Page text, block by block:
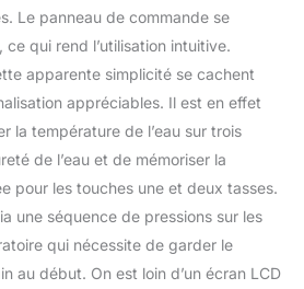
Le panneau de commande se
qui rend l’utilisation intuitive.
apparente simplicité se cachent
appréciables. Il est en effet
la température de l’eau sur trois
de l’eau et de mémoriser la
pour les touches une et deux tasses.
une séquence de pressions sur les
qui nécessite de garder le
au début. On est loin d’un écran LCD